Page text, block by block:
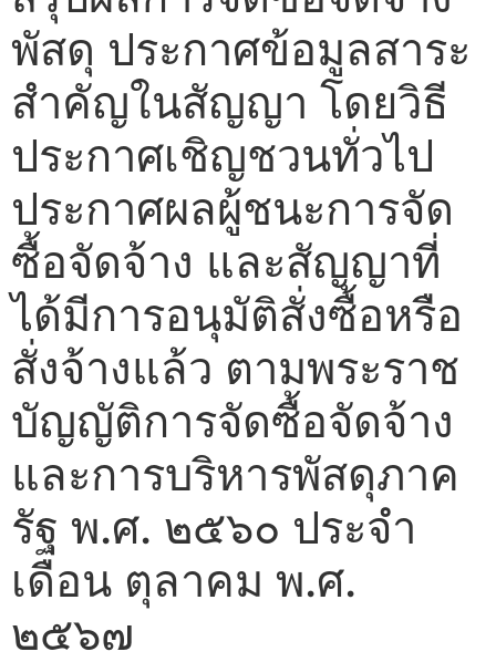
พัสดุ ประกาศข้อมูลสาระ
สำคัญในสัญญา โดยวิธี
ประกาศเชิญชวนทั่วไป
ประกาศผลผู้ชนะการจัด
ซื้อจัดจ้าง และสัญญาที่
ได้มีการอนุมัติสั่งซื้อหรือ
สั่งจ้างแล้ว ตามพระราช
บัญญัติการจัดซื้อจัดจ้าง
และการบริหารพัสดุภาค
รัฐ พ.ศ. ๒๕๖๐ ประจำ
เดือน ตุลาคม พ.ศ.
๒๕๖๗